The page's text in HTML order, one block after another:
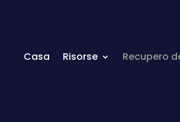
Casa Risorse Recupero